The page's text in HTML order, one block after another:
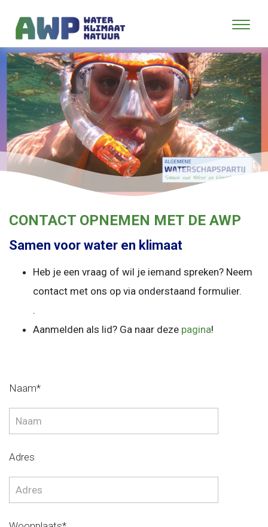
CONTACT OPNEMEN MET DE AWP
Samen voor water en klimaat
Heb je een vraag of wil je iemand spreken? Neem
contact met ons op via onderstaand formulier.
.
Aanmelden als lid? Ga naar deze pagina!
Naam*
Adres